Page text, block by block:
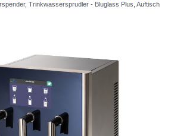
Trinkwassersprudler - Bluglass Plus, Auftisch